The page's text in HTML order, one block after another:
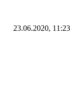
23.06.2020, 11:23